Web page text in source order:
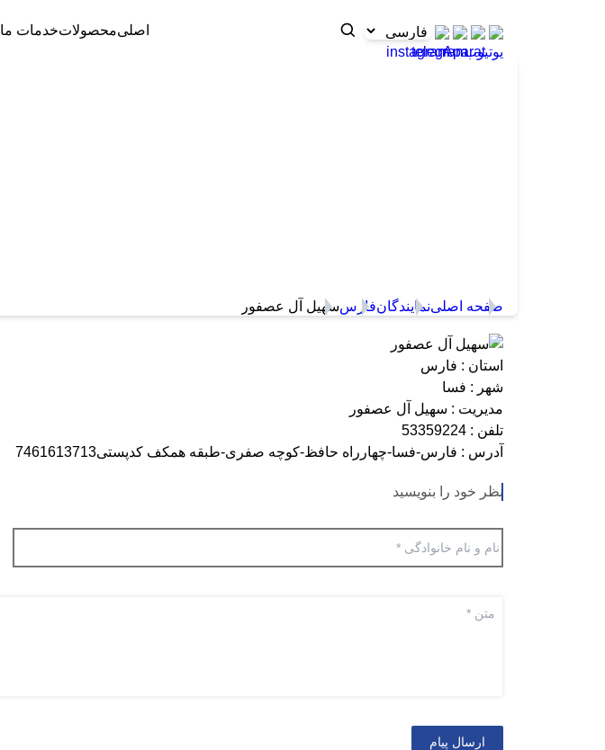
اصلیمحصولاتخدمات ما
صفحه اصلی نمایندگان فارس
استان : فارس
شهر : فسا
مدیریت : سهیل آل عصفور
تلفن : 53359224
آدرس : فارس-فسا-چهارراه حافظ-کوچه صفری-طبقه همکف کدپستی7461613713
نظر خود را بنویسید
ارسال پیام